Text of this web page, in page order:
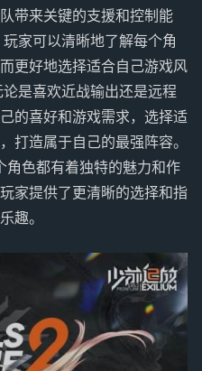
带来关键的支援和控制能
家可以清晰地了解每个角
更好地选择适合自己游戏风
是喜欢近战输出还是远程
的喜好和游戏需求，选择适
打造属于自己的最强阵容。
角色都有着独特的魅力和作
家提供了更清晰的选择和指
趣。